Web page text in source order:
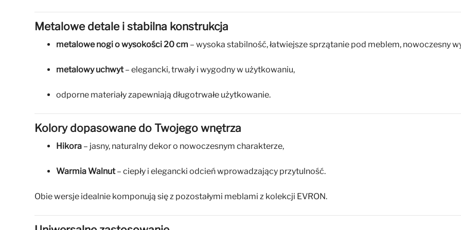
Metalowe detale i stabilna konstrukcja
metalowe nogi o wysokości 20 cm – wysoka stabilność, łatwiejsze sprzątanie pod meblem, nowoczesny
metalowy uchwyt– elegancki, trwały i wygodny w użytkowaniu,
odporne materiały zapewniają długotrwałe użytkowanie.
Kolory dopasowane do Twojego wnętrza
Hikora – jasny, naturalny dekor o nowoczesnym charakterze,
Warmia Walnut– ciepły i elegancki odcień wprowadzający przytulność.
Obie wersje idealnie komponują się z pozostałymi meblami z kolekcji EVRON.